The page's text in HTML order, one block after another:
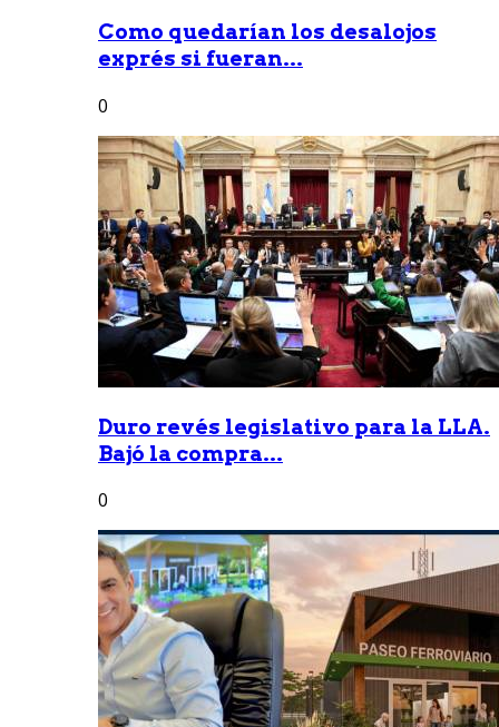
Como quedarían los desalojos
exprés si fueran...
0
Duro revés legislativo para la LLA.
Bajó la compra...
0